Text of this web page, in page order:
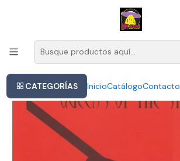
CATEGORÍAS InicioCatálogoContacto
Este es el texto del slide